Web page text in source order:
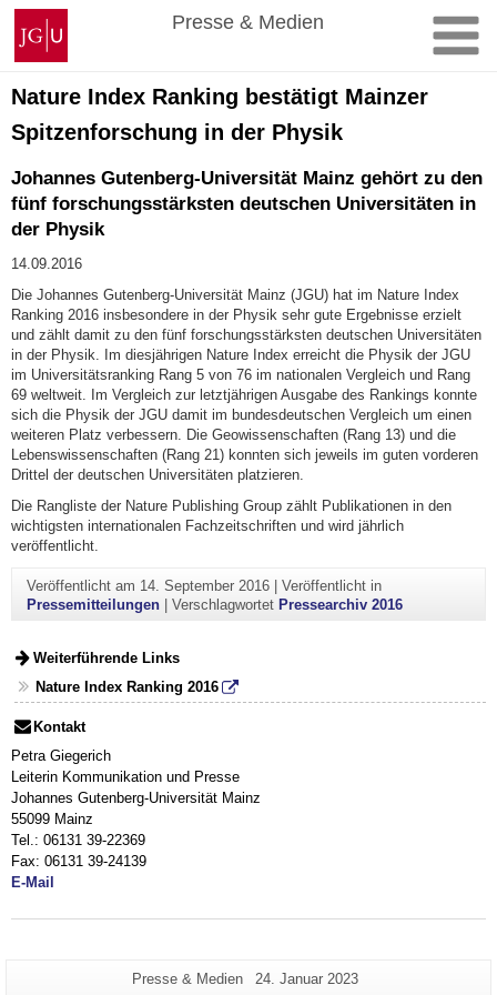
Zum
Inhalt
springen
Johannes
Gutenberg-
Universität
Mainz
Presse & Medien
Nature Index Ranking bestätigt Mainzer
Spitzenforschung in der Physik
Johannes Gutenberg-Universität Mainz gehört zu den
fünf forschungsstärksten deutschen Universitäten in
der Physik
14.09.2016
Die Johannes Gutenberg-Universität Mainz (JGU) hat im Nature Index
Ranking 2016 insbesondere in der Physik sehr gute Ergebnisse erzielt
und zählt damit zu den fünf forschungsstärksten deutschen Universitäten
in der Physik. Im diesjährigen Nature Index erreicht die Physik der JGU
im Universitätsranking Rang 5 von 76 im nationalen Vergleich und Rang
69 weltweit. Im Vergleich zur letztjährigen Ausgabe des Rankings konnte
sich die Physik der JGU damit im bundesdeutschen Vergleich um einen
weiteren Platz verbessern. Die Geowissenschaften (Rang 13) und die
Lebenswissenschaften (Rang 21) konnten sich jeweils im guten vorderen
Drittel der deutschen Universitäten platzieren.
Die Rangliste der Nature Publishing Group zählt Publikationen in den
wichtigsten internationalen Fachzeitschriften und wird jährlich
veröffentlicht.
Veröffentlicht am 14. September 2016| Veröffentlicht in
Pressemitteilungen| Verschlagwortet Pressearchiv 2016
Weiterführende Links
Nature Index Ranking 2016
Kontakt
Petra Giegerich
Leiterin Kommunikation und Presse
Johannes Gutenberg-Universität Mainz
55099 Mainz
Tel.: 06131 39-22369
Fax: 06131 39-24139
E-Mail
Zusätzliche
Seiten-
Presse & Medien
Letzte
24. Januar 2023